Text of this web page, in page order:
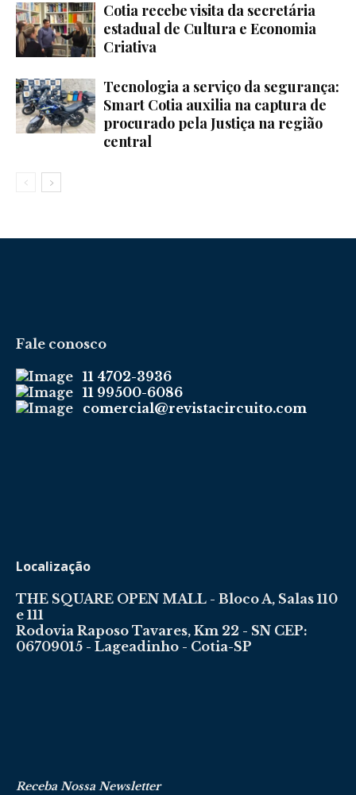
Cotia recebe visita da secretária
estadual de Cultura e Economia
Criativa
Tecnologia a serviço da segurança:
Smart Cotia auxilia na captura de
procurado pela Justiça na região
central
Fale conosco
11 4702-3936
11 99500-6086
comercial@revistacircuito.com
Localização
THE SQUARE OPEN MALL - Bloco A, Salas 110
e 111
Rodovia Raposo Tavares, Km 22 - SN CEP:
06709015 - Lageadinho - Cotia-SP
Receba Nossa Newsletter